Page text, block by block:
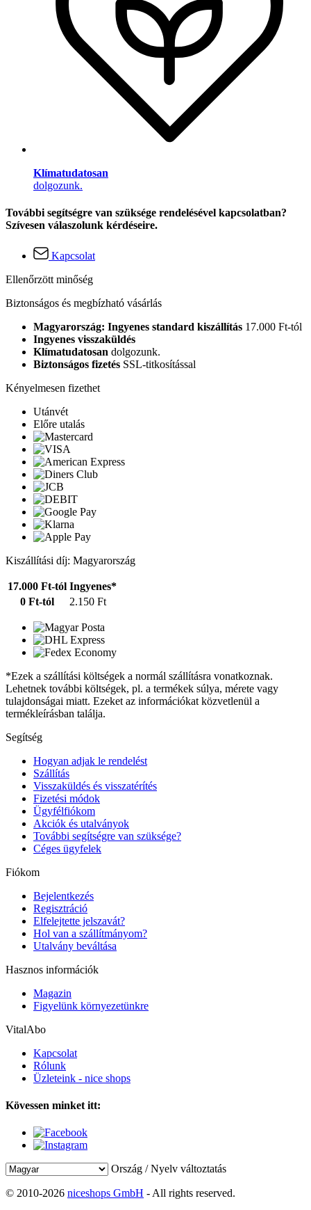
Klímatudatosan
dolgozunk.
További segítségre van szüksége rendelésével kapcsolatban?
Szívesen válaszolunk kérdéseire.
Kapcsolat
Ellenőrzött minőség
Biztonságos és megbízható vásárlás
Magyarország: Ingyenes standard kiszállítás 17.000 Ft-tól
Ingyenes visszaküldés
Klímatudatosan dolgozunk.
Biztonságos fizetés SSL-titkosítással
Kényelmesen fizethet
Utánvét
Előre utalás
Kiszállítási díj: Magyarország
17.000 Ft-tól Ingyenes*
0 Ft-tól
2.150 Ft
*Ezek a szállítási költségek a normál szállításra vonatkoznak.
Lehetnek további költségek, pl. a termékek súlya, mérete vagy
tulajdonságai miatt. Ezeket az információkat közvetlenül a
termékleírásban találja.
Segítség
Hogyan adjak le rendelést
Szállítás
Visszaküldés és visszatérítés
Fizetési módok
Ügyfélfiókom
Akciók és utalványok
További segítségre van szüksége?
Céges ügyfelek
Fiókom
Bejelentkezés
Regisztráció
Elfelejtette jelszavát?
Hol van a szállítmányom?
Utalvány beváltása
Hasznos információk
Magazin
Figyelünk környezetünkre
VitalAbo
Kapcsolat
Rólunk
Üzleteink - nice shops
Kövessen minket itt:
Ország / Nyelv változtatás
© 2010-2026 niceshops GmbH - All rights reserved.